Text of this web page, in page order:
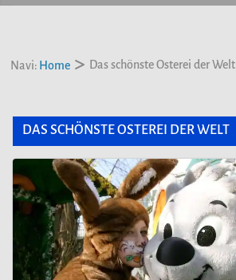
Navi: Home Das schönste Osterei der Welt
DAS SCHÖNSTE OSTEREI DER WELT